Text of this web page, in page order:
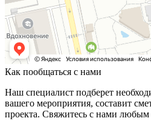
Как пообщаться с нами
Наш специалист подберет
вашего мероприятия, составит
проекта. Свяжитесь с нами